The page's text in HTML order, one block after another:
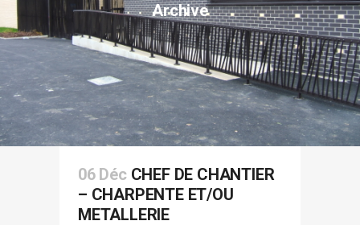
Archive
06 Déc CHEF DE CHANTIER
– CHARPENTE ET/OU
METALLERIE